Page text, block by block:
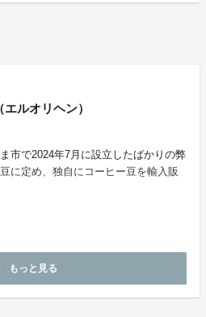
ルオリヘン）
市で2024年7月に設立したばかりの弊
に定め、独自にコーヒー豆を輸入販
もっと見る